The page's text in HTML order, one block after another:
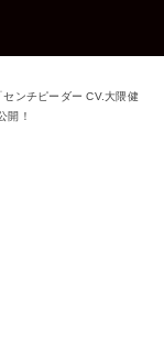
センチピーダー CV.大隈健
開！